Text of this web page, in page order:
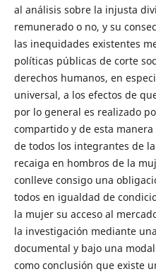
al análisis sobre la injusta
remunerado o no, y su
las inequidades existentes
políticas públicas de corte
derechos humanos, en
universal, a los efectos de
por lo general es realizado
compartido y de esta
de todos los integrantes de
recaiga en hombros de la
conlleve consigo una
todos en igualdad de
la mujer su acceso al
la investigación mediante
documental y bajo una
como conclusión que existe